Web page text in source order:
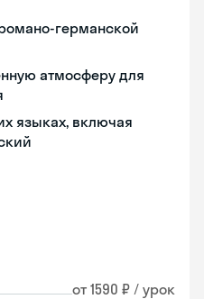
германской
атмосферу для
языках, включая
от 1590 ₽ / урок